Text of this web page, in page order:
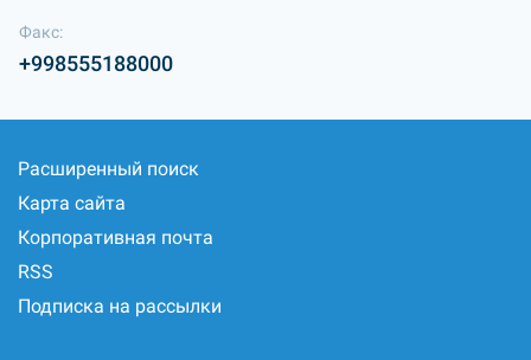
Факс:
+998555188000
Расширенный поиск
Карта сайта
Корпоративная почта
RSS
Подписка на рассылки